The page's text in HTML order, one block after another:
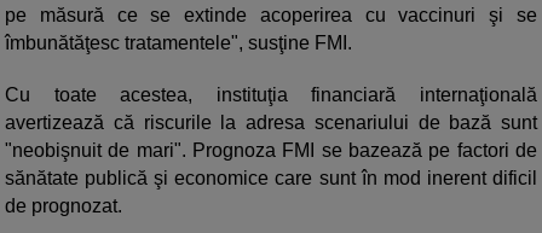
pe măsură ce se extinde acoperirea cu vaccinuri şi se
îmbunătăţesc tratamentele", susţine FMI.
Cu toate acestea, instituţia financiară internaţională
avertizează că riscurile la adresa scenariului de bază sunt
"neobişnuit de mari". Prognoza FMI se bazează pe factori de
sănătate publică şi economice care sunt în mod inerent dificil
de prognozat.